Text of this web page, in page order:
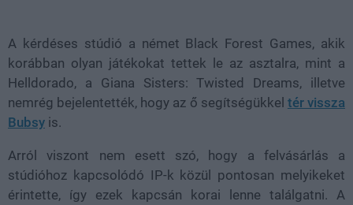
A kérdéses stúdió a német Black Forest Games, akik
korábban olyan játékokat tettek le az asztalra, mint a
Helldorado, a Giana Sisters: Twisted Dreams, illetve
nemrég bejelentették, hogy az ő segítségükkel tér vissza
Bubsy is.
Arról viszont nem esett szó, hogy a felvásárlás a
stúdióhoz kapcsolódó IP-k közül pontosan melyikeket
érintette, így ezek kapcsán korai lenne találgatni. A